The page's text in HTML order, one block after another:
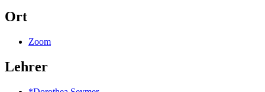
Ort
Zoom
Lehrer